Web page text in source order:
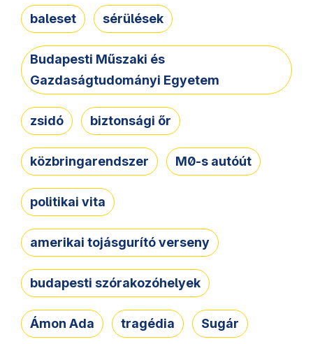
baleset sérülések
Budapesti Műszaki és
Gazdaságtudományi Egyetem
zsidó biztonsági őr
közbringarendszer M0-s autóút
politikai vita
amerikai tojásgurító verseny
budapesti szórakozóhelyek
Ámon Ada tragédia Sugár